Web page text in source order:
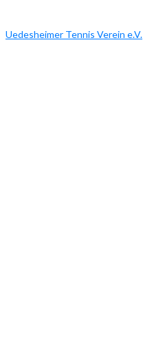
Uedesheimer Tennis Verein e.V.